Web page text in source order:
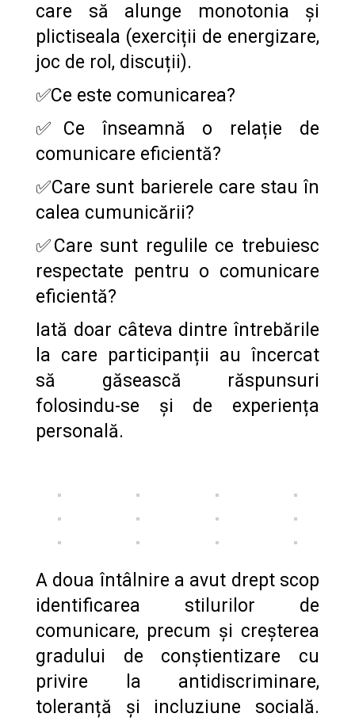
care să alunge monotonia și
plictiseala (exerciții de energizare,
joc de rol, discuții).
✅Ce este comunicarea?
✅Ce înseamnă o relație de
comunicare eficientă?
✅Care sunt barierele care stau în
calea cumunicării?
✅Care sunt regulile ce trebuiesc
respectate pentru o comunicare
eficientă?
Iată doar câteva dintre întrebările
la care participanții au încercat
să găsească răspunsuri
folosindu-se și de experiența
personală.
A doua întâlnire a avut drept scop
identificarea stilurilor de
comunicare, precum și creșterea
gradului de conștientizare cu
privire la antidiscriminare,
toleranță și incluziune socială.